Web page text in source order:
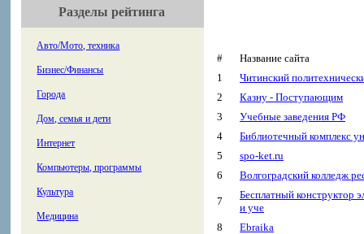
Разделы рейтинга
Авто/Мото, техника
Бизнес/Финансы
Города
Дом, семья и дети
Интернет
Компьютеры, программы
Культура
Медицина
#
Название сайта
1
Читинский
2
Казну - Поступающим
3
Учебные заведения РФ
4
Библиотечный комплекс
5
spo-ket.ru
6
Волгоградский колледж
7
Бесплатный конструктор
и уче
8
Ebraika